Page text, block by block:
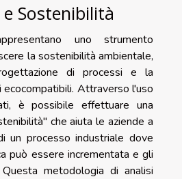
Sostenibilità
uno strumento
la sostenibilità ambientale,
di processi e la
Attraverso l'uso
è possibile effettuare una
che aiuta le aziende a
un processo industriale dove
può essere incrementata e gli
Questa metodologia di analisi